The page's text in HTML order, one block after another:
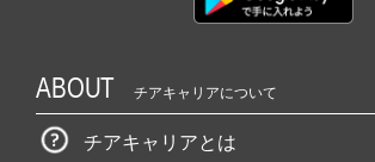
ABOUT チアキャリアについて
チアキャリアとは